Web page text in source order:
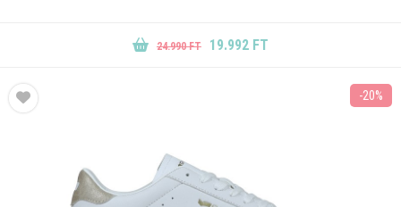
24.990 FT 19.992 FT
-20%